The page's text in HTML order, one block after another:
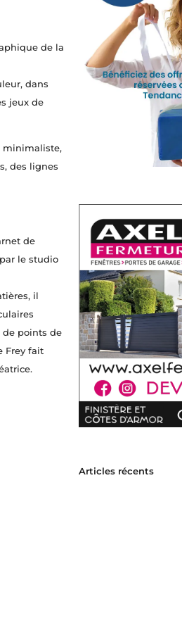
de la
dans
jeux de
minimaliste,
des lignes
de
le studio
il
de points de
Frey fait
Articles récents